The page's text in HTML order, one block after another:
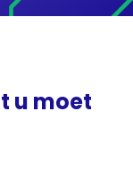
u moet